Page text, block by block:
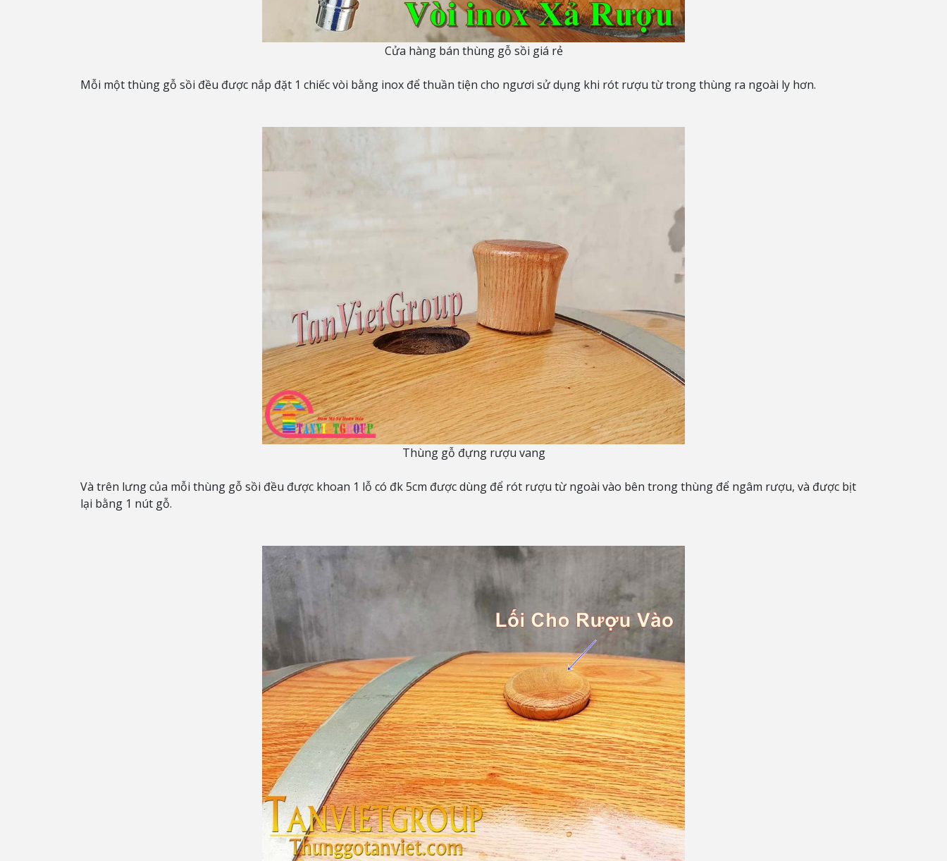
Cửa hàng bán thùng gỗ sồi giá rẻ
Mỗi một thùng gỗ sồi đều được nắp đặt 1 chiếc vòi bằng inox để thuần tiện cho ngươi sử dụng khi rót rượu từ trong thùng ra ngoài ly hơn.
Thùng gỗ đựng rượu vang
Và trên lưng của mỗi thùng gỗ sồi đều được khoan 1 lỗ có đk 5cm được dùng để rót rượu từ ngoài vào bên trong thùng để ngâm rượu, và được bịt
lại bằng 1 nút gỗ.